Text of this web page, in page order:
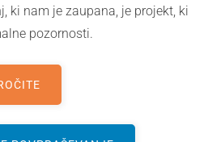
ki nam je zaupana, je projekt, ki
pozornosti.